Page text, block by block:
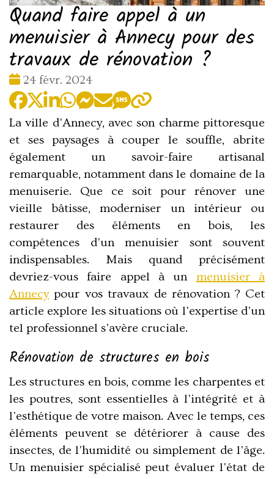
Quand faire appel à un
menuisier à Annecy pour des
travaux de rénovation ?
Date
:
24 févr. 2024
La ville d'Annecy, avec son charme pittoresque
et ses paysages à couper le souffle, abrite
également un savoir-faire artisanal
remarquable, notamment dans le domaine de la
menuiserie. Que ce soit pour rénover une
vieille bâtisse, moderniser un intérieur ou
restaurer des éléments en bois, les
compétences d'un menuisier sont souvent
indispensables. Mais quand précisément
devriez-vous faire appel à un menuisier à
Annecypour vos travaux de rénovation ? Cet
article explore les situations où l'expertise d'un
tel professionnel s'avère cruciale.
Rénovation de structures en bois
Les structures en bois, comme les charpentes et
les poutres, sont essentielles à l'intégrité et à
l'esthétique de votre maison. Avec le temps, ces
éléments peuvent se détériorer à cause des
insectes, de l'humidité ou simplement de l'âge.
Un menuisier spécialisé peut évaluer l'état de